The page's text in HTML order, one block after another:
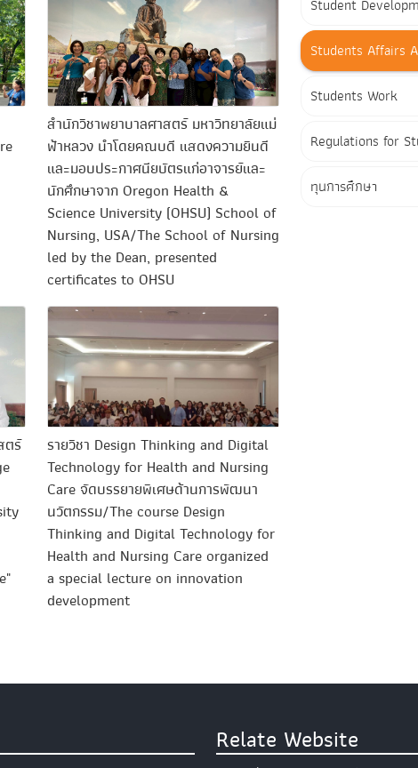
สำนักวิชาพยาบาลศาสตร์ มหาวิทยาลัยแม่
ฟ้าหลวง นำโดยคณบดี แสดงความยินดี
และมอบประกาศนียบัตรแก่อาจารย์และ
นักศึกษาจาก Oregon Health &
Science University (OHSU) School of
Nursing, USA/The School of Nursing
led by the Dean, presented
certificates to OHSU
ตร์
รายวิชา Design Thinking and Digital
Technology for Health and Nursing
Care จัดบรรยายพิเศษด้านการพัฒนา
นวัตกรรม/The course Design
Thinking and Digital Technology for
Health and Nursing Care organized
a special lecture on innovation
development
Student
Students Affairs
Students Work
Regulations for
ทุนการศึกษา
Relate Website